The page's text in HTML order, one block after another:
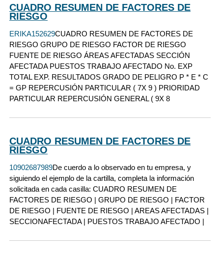
CUADRO RESUMEN DE FACTORES DE
RIESGO
ERIKA152629CUADRO RESUMEN DE FACTORES DE
RIESGO GRUPO DE RIESGO FACTOR DE RIESGO
FUENTE DE RIESGO ÁREAS AFECTADAS SECCIÓN
AFECTADA PUESTOS TRABAJO AFECTADO No. EXP
TOTAL EXP. RESULTADOS GRADO DE PELIGRO P * E * C
= GP REPERCUSIÓN PARTICULAR ( 7X 9 ) PRIORIDAD
PARTICULAR REPERCUSIÓN GENERAL ( 9X 8
CUADRO RESUMEN DE FACTORES DE
RIESGO
10902687989De cuerdo a lo observado en tu empresa, y
siguiendo el ejemplo de la cartilla, completa la información
solicitada en cada casilla: CUADRO RESUMEN DE
FACTORES DE RIESGO | GRUPO DE RIESGO | FACTOR
DE RIESGO | FUENTE DE RIESGO | AREAS AFECTADAS |
SECCIONAFECTADA | PUESTOS TRABAJO AFECTADO |